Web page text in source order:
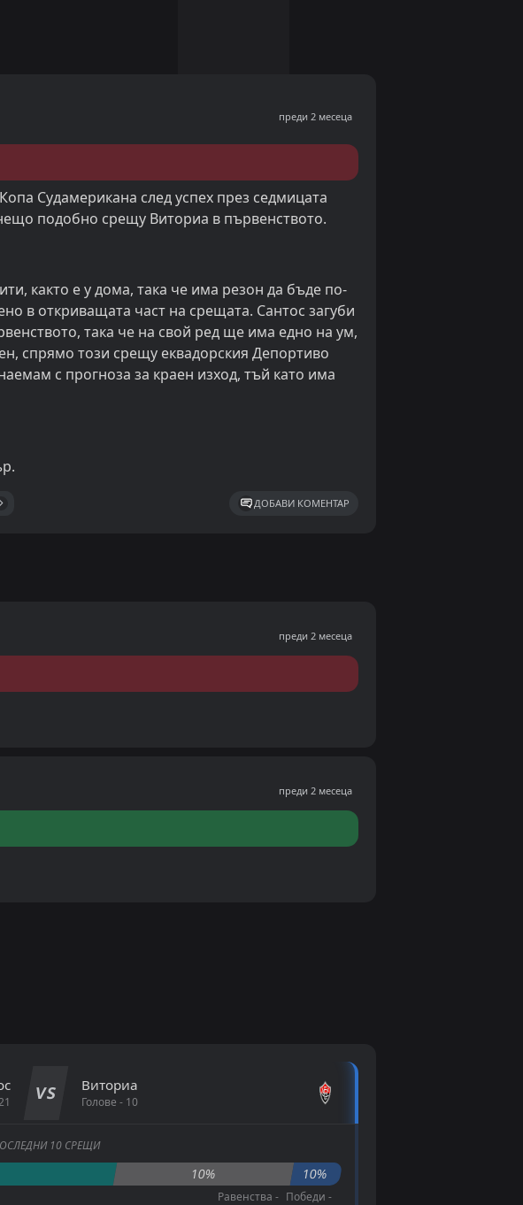
преди 2 месеца
Судамерикана след успех през седмицата
подобно срещу Виториа в първенството.
както е у дома, така че има резон да бъде по-
в откриващата част на срещата. Сантос загуби
така че на свой ред ще има едно на ум,
спрямо този срещу еквадорския Депортиво
с прогноза за краен изход, тъй като има
ДОБАВИ КОМЕНТАР
преди 2 месеца
преди 2 месеца
VS Виториа
Голове - 10
10 СРЕЩИ
10% 10%
Равенства - Победи -